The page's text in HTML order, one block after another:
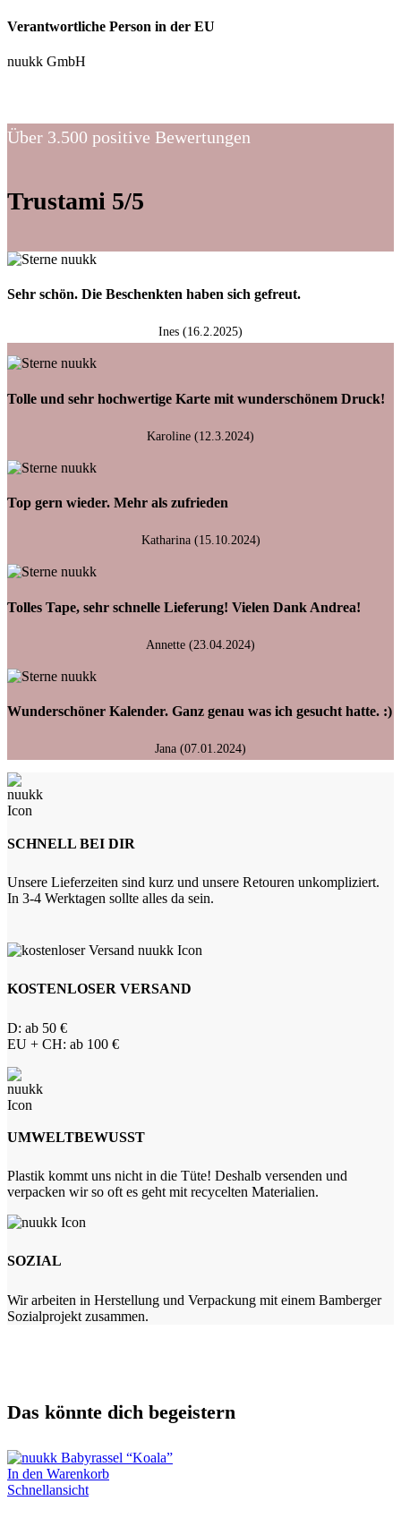
Verantwortliche Person in der EU
nuukk GmbH
Über 3.500 positive Bewertungen
Trustami 5/5
Sehr schön. Die Beschenkten haben sich gefreut.
Ines (16.2.2025)
Tolle und sehr hochwertige Karte mit wunderschönem Druck!
Karoline (12.3.2024)
Top gern wieder. Mehr als zufrieden
Katharina (15.10.2024)
Tolles Tape, sehr schnelle Lieferung! Vielen Dank Andrea!
Annette (23.04.2024)
Wunderschöner Kalender. Ganz genau was ich gesucht hatte. :)
Jana (07.01.2024)
SCHNELL BEI DIR
Unsere Lieferzeiten sind kurz und unsere Retouren unkompliziert.
In 3-4 Werktagen sollte alles da sein.
KOSTENLOSER VERSAND
D: ab 50 €
EU + CH: ab 100 €
UMWELTBEWUSST
Plastik kommt uns nicht in die Tüte! Deshalb versenden und
verpacken wir so oft es geht mit recycelten Materialien.
SOZIAL
Wir arbeiten in Herstellung und Verpackung mit einem Bamberger
Sozialprojekt zusammen.
Das könnte dich begeistern
In den Warenkorb
Schnellansicht